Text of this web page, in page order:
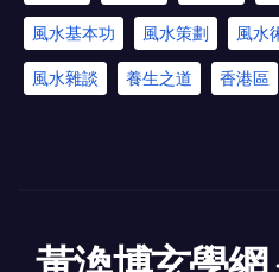
風水基本功 風水策劃 風水
風水雜談 養生之道 香港區